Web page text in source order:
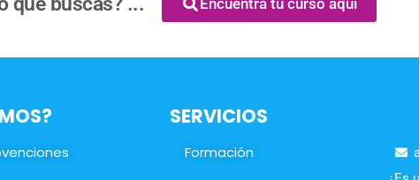
SERVICIOS
Formación